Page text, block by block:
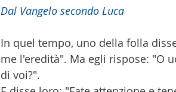
Dal Vangelo secondo Luca
In quel tempo, uno della folla
me l'eredità". Ma egli rispose: "O
di voi?".